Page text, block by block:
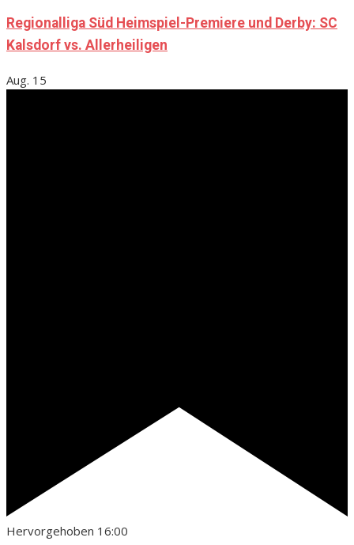
Regionalliga Süd Heimspiel-Premiere und Derby: SC
Kalsdorf vs. Allerheiligen
Aug. 15
Hervorgehoben 16:00